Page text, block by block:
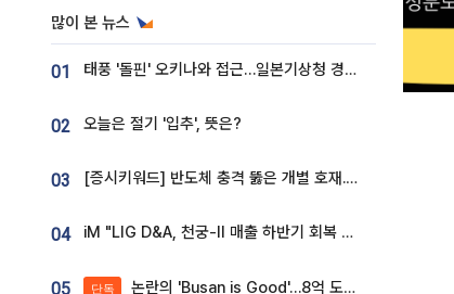
많이 본 뉴스
01 태풍 '돌핀' 오키나와 접근…일본기상청 경로 업데이트
02 오늘은 절기 '입추', 뜻은?
03 [증시키워드] 반도체 충격 뚫은 개별 호재...포스코퓨처엠·에코프로·한화솔루션 '눈길'
04 iM "LIG D&A, 천궁-II 매출 하반기 회복 전망…방산 톱픽 유지"
05 단독 논란의 'Busan is Good'…8억 도시브랜드, 용산 대통령실 CI 업체가 수행